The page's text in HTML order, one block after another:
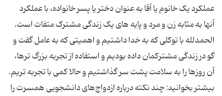
عملکرد یک خانوم یا آقا به عنوان دختر یا پسر خانواده، با عملکرد
آنها به مثابه زن و مرد و پایه های یک زندگی مشترک متفات است.
الحمدلله با توکلی که به خدا داشتیم و اهمیتی که به عامل گفت و
گو در زندگی مشترکمان داده بودیم و استفاده از تجربه بزرگ ترها،
آن روزها را به سلامت پشت سر گذاشتیم و حالا کمی با تجربه تریم.
بیشتر بخوانید: چند نکته درباره ازدواج‌های دانشجویی همسرت را